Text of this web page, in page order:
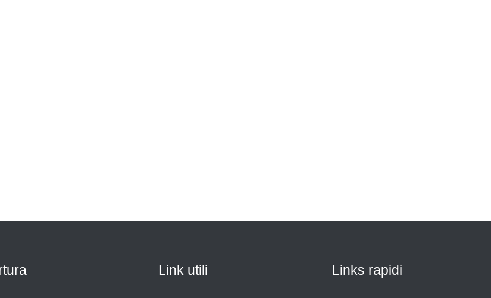
Link utili Links rapidi